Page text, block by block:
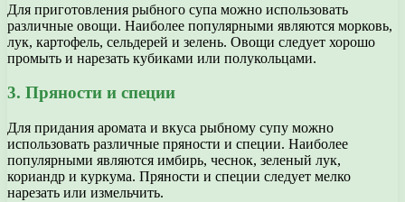
Для приготовления рыбного супа можно использовать
различные овощи. Наиболее популярными являются морковь,
лук, картофель, сельдерей и зелень. Овощи следует хорошо
промыть и нарезать кубиками или полукольцами.
3. Пряности и специи
Для придания аромата и вкуса рыбному супу можно
использовать различные пряности и специи. Наиболее
популярными являются имбирь, чеснок, зеленый лук,
кориандр и куркума. Пряности и специи следует мелко
нарезать или измельчить.